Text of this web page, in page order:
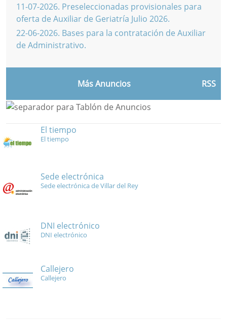
11-07-2026. Preseleccionadas provisionales para
oferta de Auxiliar de Geriatría Julio 2026.
22-06-2026. Bases para la contratación de Auxiliar
de Administrativo.
Más Anuncios RSS
El tiempo
El tiempo
Sede electrónica
Sede electrónica de Villar del Rey
DNI electrónico
DNI electrónico
Callejero
Callejero